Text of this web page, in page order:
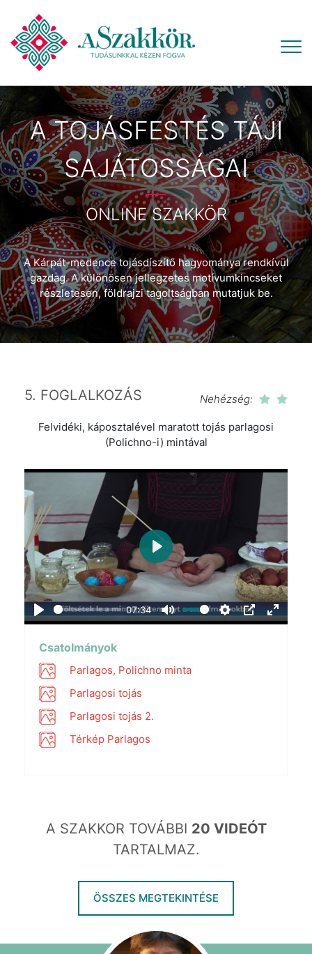
A TOJÁSFESTÉS TÁJI
SAJÁTOSSÁGAI
ONLINE SZAKKÖR
A Kárpát-medence tojásdíszítő hagyománya rendkívül
gazdag. A különösen jellegzetes motívumkincseket
részletesen, földrajzi tagoltságban mutatjuk be.
5. FOGLALKOZÁS Nehézség:
Felvidéki, káposztalével maratott tojás parlagosi
(Polichno-i) mintával
Play
07:34
Mute Settings
PIP Enter
Play
Csatolmányok
Parlagos, Polichno minta
Parlagosi tojás
Parlagosi tojás 2.
Térkép Parlagos
A SZAKKOR TOVÁBBI 20 VIDEÓT
TARTALMAZ.
ÖSSZES MEGTEKINTÉSE